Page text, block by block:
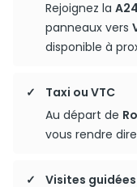
Rejoignez la A24
panneaux vers
disponible à
Taxi ou VTC
Au départ de
vous rendre
Visites